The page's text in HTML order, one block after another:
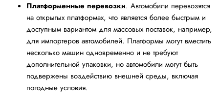
Платформенные перевозки. Автомобили перевозятся
на открытых платформах, что является более быстрым и
доступным вариантом для массовых поставок, например,
для импортеров автомобилей. Платформы могут вместить
несколько машин одновременно и не требуют
дополнительной упаковки, но автомобили могут быть
подвержены воздействию внешней среды, включая
погодные условия.